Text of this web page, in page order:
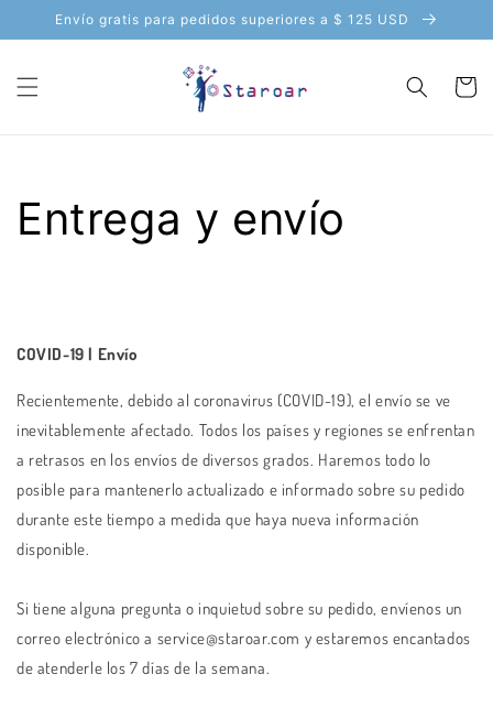
saltar al
Envío gratis para pedidos superiores a $ 125 USD
Carro
Entrega y envío
COVID-19 | Envío
Recientemente, debido alcoronavirus (COVID-19), el envío se ve
inevitablemente afectado. Todos los países y regiones se enfrentan
a retrasos en los envíos de diversos grados. Haremos todo lo
posible para mantenerlo actualizado e informado sobre su pedido
durante este tiempo a medida que haya nueva información
disponible.
Si tiene alguna pregunta o inquietud sobre su pedido, envíenos un
correo electrónico a service@staroar.com y estaremos encantados
de atenderle los 7 días de la semana.